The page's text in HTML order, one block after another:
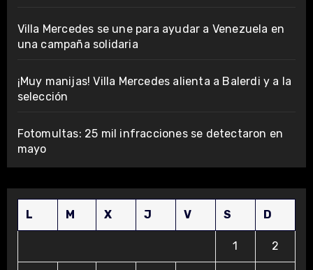
Villa Mercedes se une para ayudar a Venezuela en
una campaña solidaria
¡Muy manijas! Villa Mercedes alienta a Balerdi y a la
selección
Fotomultas: 25 mil infracciones se detectaron en
mayo
L M X J V S D
1 2